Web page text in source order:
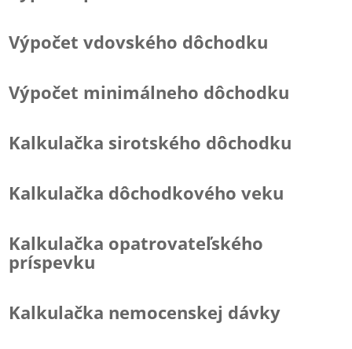
Výpočet vdovského dôchodku
Výpočet minimálneho dôchodku
Kalkulačka sirotského dôchodku
Kalkulačka dôchodkového veku
Kalkulačka opatrovateľského
príspevku
Kalkulačka nemocenskej dávky